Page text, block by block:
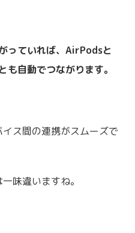
っていれば、AirPodsと
自動でつながります。
ス間の連携がスムーズで
味違いますね。